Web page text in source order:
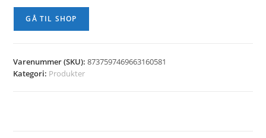
kr. 17.995,00.
GÅ TIL SHOP
Varenummer (SKU):8737597469663160581
Kategori: Produkter